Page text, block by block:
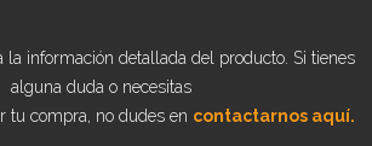
la información detallada del producto. Si tienes
alguna duda o necesitas
tu compra, no dudes en contactarnos aquí.